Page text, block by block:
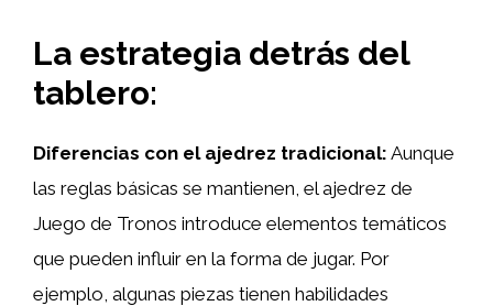
La estrategia detrás del
tablero:
Diferencias con el ajedrez tradicional: Aunque
las reglas básicas se mantienen, el ajedrez de
Juego de Tronos introduce elementos temáticos
que pueden influir en la forma de jugar. Por
ejemplo, algunas piezas tienen habilidades